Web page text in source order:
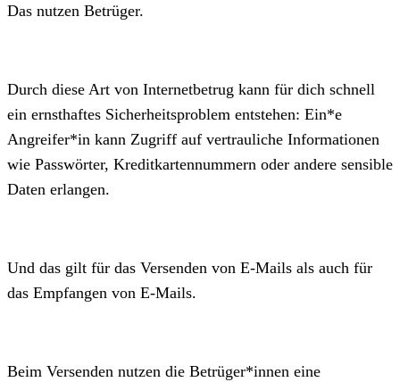
Das nutzen Betrüger.
Durch diese Art von Internetbetrug kann für dich schnell
ein ernsthaftes Sicherheitsproblem entstehen: Ein*e
Angreifer*in kann Zugriff auf vertrauliche Informationen
wie Passwörter, Kreditkartennummern oder andere sensible
Daten erlangen.
Und das gilt für das Versenden von E-Mails als auch für
das Empfangen von E-Mails.
Beim Versenden nutzen die Betrüger*innen eine